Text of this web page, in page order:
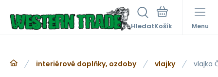
Hledat Menu
interiérové doplňky, ozdoby vlajky vlajka